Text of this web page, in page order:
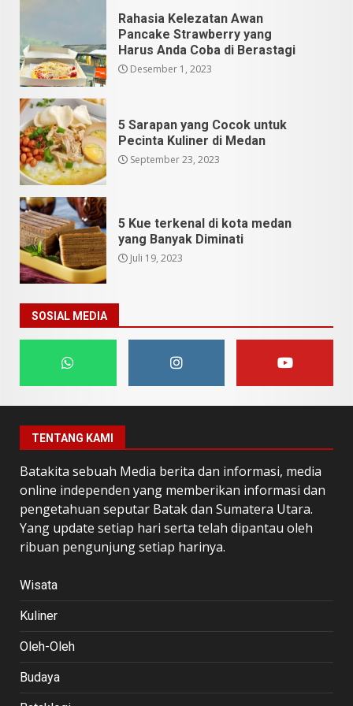
Rahasia Kelezatan Awan
Pancake Strawberry yang
Harus Anda Coba di Berastagi
Desember 1, 2023
5 Sarapan yang Cocok untuk
Pecinta Kuliner di Medan
September 23, 2023
5 Kue terkenal di kota medan
yang Banyak Diminati
Juli 19, 2023
SOSIAL MEDIA
TENTANG KAMI
Batakita sebuah Media berita dan informasi, media
online independen yang memberikan informasi dan
pengetahuan seputar Batak dan Sumatera Utara.
Yang update setiap hari serta telah dipantau oleh
ribuan pengunjung setiap harinya.
Wisata
Kuliner
Oleh-Oleh
Budaya